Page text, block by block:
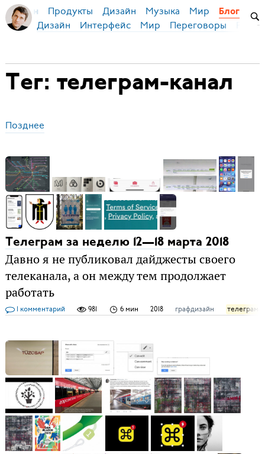
Бирман Продукты Дизайн Музыка Мир Блог
Дизайн Интерфейс Мир Переговоры
Тег: телеграм-канал
Позднее
Телеграм за неделю 12—18 марта 2018
Давно я не публиковал дайджесты своего
телеканала, а он между тем продолжает
работать
1 комментарий 981 6 мин 2018 графдизайн телеграм-